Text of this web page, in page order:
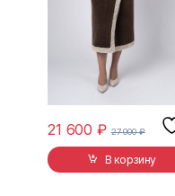
21 600₽ 27 000₽
В корзину